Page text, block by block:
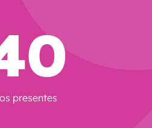
presentes